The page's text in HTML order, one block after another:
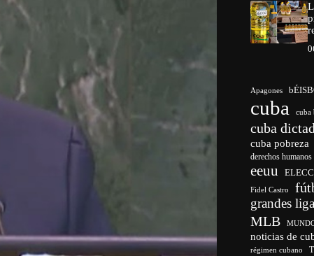
Apagones
cuba cuba
cuba
cuba pobreza
derechos humanos
eeuu
Fidel Castro
grandes
MLB
noticias de
régimen cubano